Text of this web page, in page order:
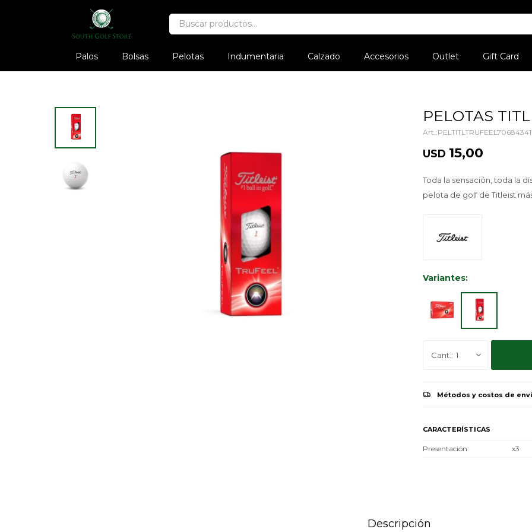
Palos Bolsas Pelotas Indumentaria Calzado Accesorios Outlet Gift Card
PELOTAS
USD 15,00
Toda la sensación, toda la
pelota de golf de Titleist
Variantes:
1
Métodos y costos de
CARACTERÍSTICAS
Presentación x3
Descripción